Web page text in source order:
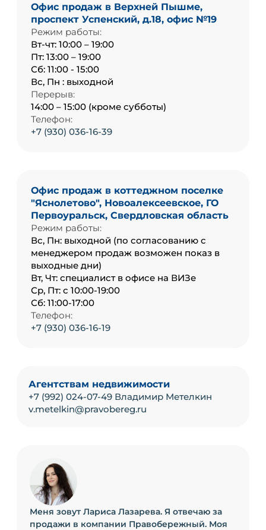
Офис продаж в Верхней Пышме,
проспект Успенский, д.18, офис №19
Режим работы:
Вт-чт: 10:00 – 19:00
Пт: 13:00 – 19:00
Сб: 11:00 - 15:00
Вс, Пн : выходной
Перерыв:
14:00 – 15:00 (кроме субботы)
Телефон:
+7 (930) 036-16-39
Офис продаж в коттеджном поселке
"Яснолетово", Новоалексеевское, ГО
Первоуральск, Свердловская область
Режим работы:
Вс, Пн: выходной (по согласованию с
менеджером продаж возможен показ в
выходные дни)
Вт, Чт: специалист в офисе на ВИЗе
Ср, Пт: с 10:00-19:00
Сб: 11:00-17:00
Телефон:
+7 (930) 036-16-19
Агентствам недвижимости
+7 (992) 024-07-49 Владимир Метелкин
v.metelkin@pravobereg.ru
Меня зовут Лариса Лазарева. Я отвечаю за
продажи в компании Правобережный. Моя